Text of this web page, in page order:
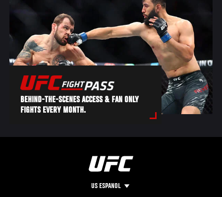
BEHIND-THE-SCENES ACCESS & FAN ONLY
FIGHTS EVERY MONTH.
US ESPANOL